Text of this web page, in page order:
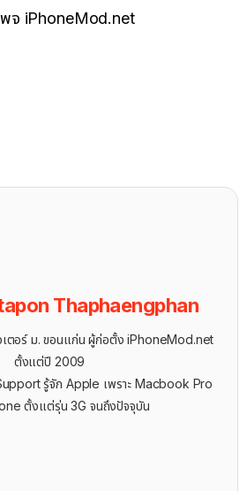
จ iPhoneMod.net
Thaphaengphan
เตอร์ ม. ขอนแก่น ผู้ก่อตั้ง iPhoneMod.net
ตั้งแต่ปี 2009
รู้จัก ​Apple เพราะ Macbook Pro
ตั้งแต่รุ่น 3G จนถึงปัจจุบัน